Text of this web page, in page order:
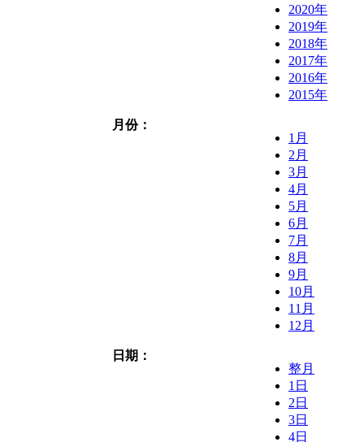
2020年
2019年
2018年
2017年
2016年
2015年
月份：
1月
2月
3月
4月
5月
6月
7月
8月
9月
10月
11月
12月
日期：
整月
1日
2日
3日
4日